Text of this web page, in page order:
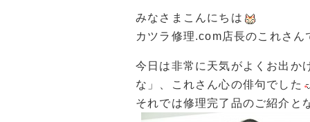
みなさまこんにちは
カツラ修理.com店長のこれさん
今日は非常に天気がよくお出か
な」、これさん心の俳句でした
それでは修理完了品のご紹介と